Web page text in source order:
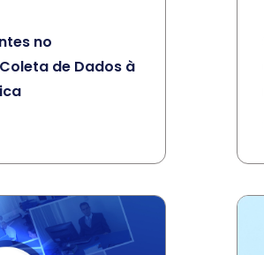
no
de Dados à